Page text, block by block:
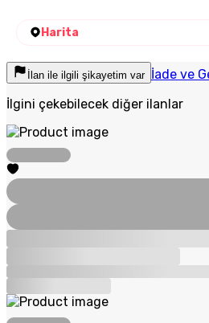
Harita
İlan ile ilgili şikayetim var İade ve
İlgini çekebilecek diğer ilanlar